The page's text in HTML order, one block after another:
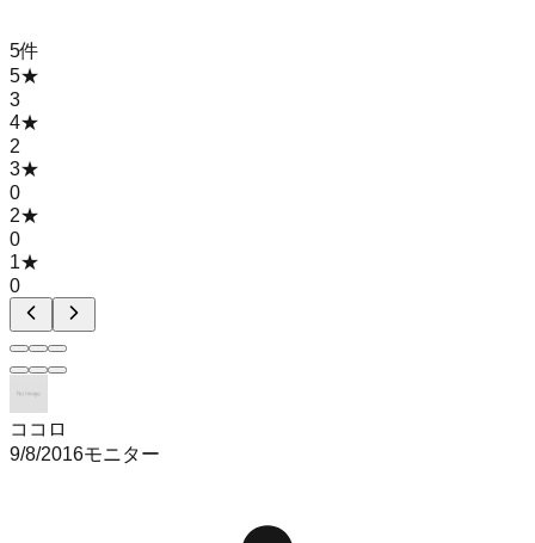
5件
5★
3
4★
2
3★
0
2★
0
1★
0
ココロ
9/8/2016モニター